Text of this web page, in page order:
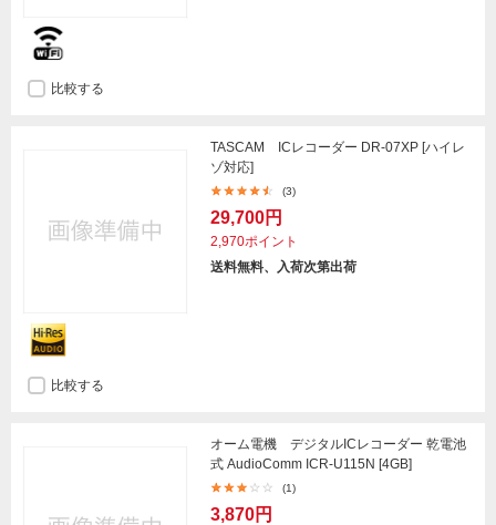
比較する
TASCAM ICレコーダー DR-07XP [ハイレ
ゾ対応]
(3)
29,700円
2,970ポイント
送料無料、入荷次第出荷
比較する
オーム電機 デジタルICレコーダー 乾電池
式 AudioComm ICR-U115N [4GB]
(1)
3,870円